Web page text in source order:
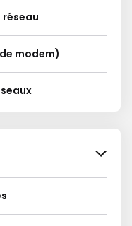
réseau
modem)